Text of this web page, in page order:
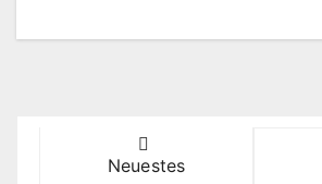
Neuestes